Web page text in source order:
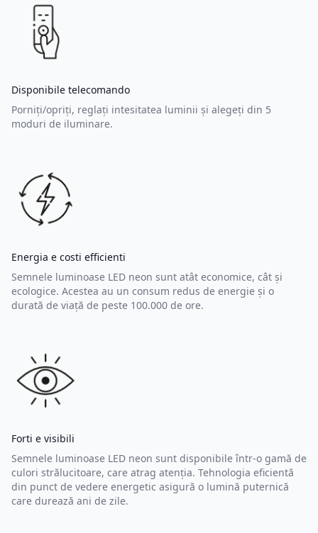
Disponibile telecomando
Porniți/opriți, reglați intesitatea luminii și alegeți din 5
moduri de iluminare.
Energia e costi efficienti
Semnele luminoase LED neon sunt atât economice, cât și
ecologice. Acestea au un consum redus de energie și o
durată de viață de peste 100.000 de ore.
Forti e visibili
Semnele luminoase LED neon sunt disponibile într-o gamă de
culori strălucitoare, care atrag atenția. Tehnologia eficientă
din punct de vedere energetic asigură o lumină puternică
care durează ani de zile.